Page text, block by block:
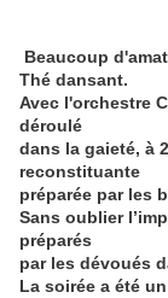
Beaucoup
Thé dansant.
Avec l'orchestre
déroulé
dans la gaieté, à
reconstituante
préparée par les
Sans oublier
préparés
par les dévoués
La soirée a été